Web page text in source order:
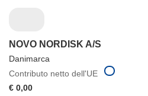
NOVO NORDISK A/S
Danimarca
Contributo netto dell'UE
€ 0,00